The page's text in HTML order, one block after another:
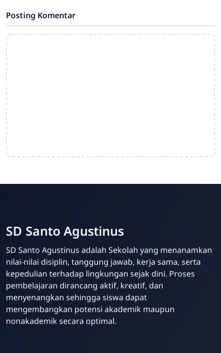
Posting Komentar
SD Santo Agustinus
SD Santo Agustinus adalah Sekolah yang menanamkan
nilai-nilai disiplin, tanggung jawab, kerja sama, serta
kepedulian terhadap lingkungan sejak dini. Proses
pembelajaran dirancang aktif, kreatif, dan
menyenangkan sehingga siswa dapat
mengembangkan potensi akademik maupun
nonakademik secara optimal.